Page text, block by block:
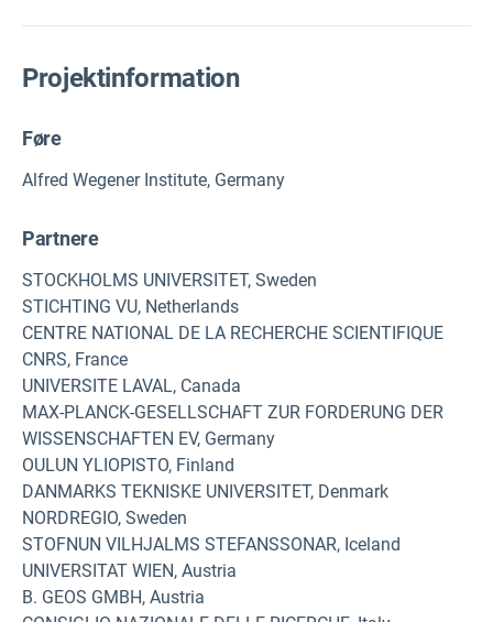
Projektinformation
Føre
Alfred Wegener Institute, Germany
Partnere
STOCKHOLMS UNIVERSITET, Sweden
STICHTING VU, Netherlands
CENTRE NATIONAL DE LA RECHERCHE SCIENTIFIQUE
CNRS, France
UNIVERSITE LAVAL, Canada
MAX-PLANCK-GESELLSCHAFT ZUR FORDERUNG DER
WISSENSCHAFTEN EV, Germany
OULUN YLIOPISTO, Finland
DANMARKS TEKNISKE UNIVERSITET, Denmark
NORDREGIO, Sweden
STOFNUN VILHJALMS STEFANSSONAR, Iceland
UNIVERSITAT WIEN, Austria
B. GEOS GMBH, Austria